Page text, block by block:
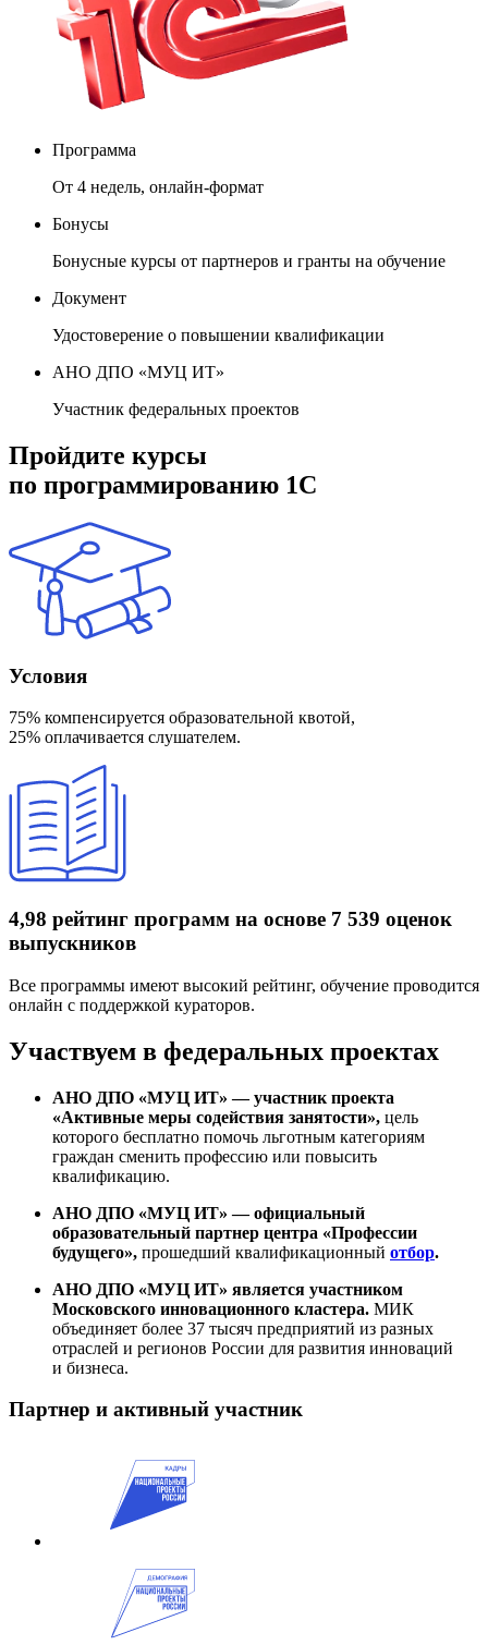
Программа
От 4 недель, онлайн-формат
Бонусы
Бонусные курсы от партнеров и гранты на обучение
Документ
Удостоверение о повышении квалификации
АНО ДПО «МУЦ ИТ»
Участник федеральных проектов
Пройдите курсы
по программированию 1С
Условия
75% компенсируется образовательной квотой,
25% оплачивается слушателем.
4,98 рейтинг программ на основе 7 539 оценок
выпускников
Все программы имеют высокий рейтинг, обучение проводится
онлайн с поддержкой кураторов.
Участвуем в федеральных проектах
АНО ДПО «МУЦ ИТ» — участник проекта
«Активные меры содействия занятости», цель
которого бесплатно помочь льготным категориям
граждан сменить профессию или повысить
квалификацию.
АНО ДПО «МУЦ ИТ» — официальный
образовательный партнер центра «Профессии
будущего», прошедший квалификационный отбор.
АНО ДПО «МУЦ ИТ» является участником
Московского инновационного кластера. МИК
объединяет более 37 тысяч предприятий из разных
отраслей и регионов России для развития инноваций
и бизнеса.
Партнер и активный участник